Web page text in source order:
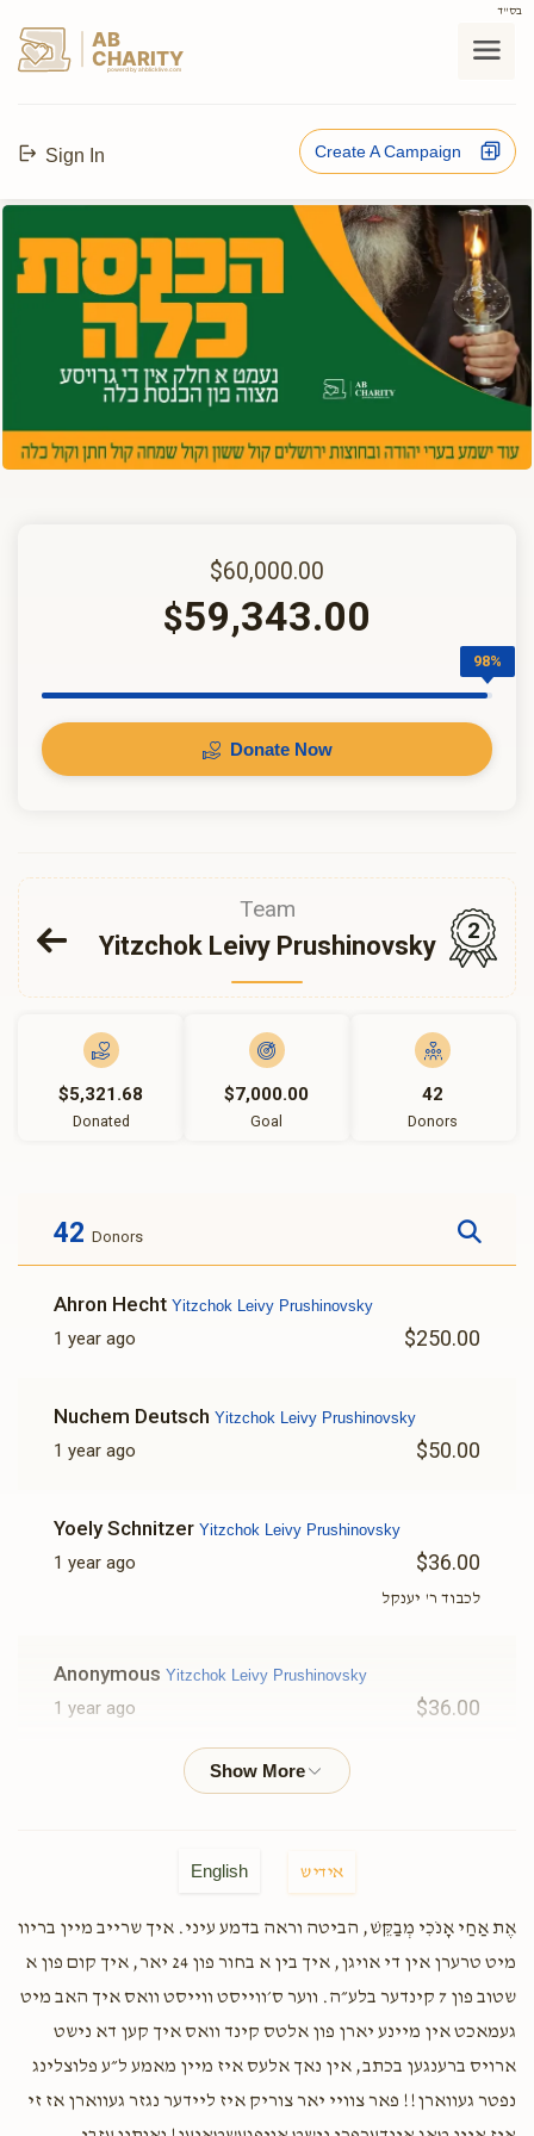
בס"ד
AB
CHARITY
powerd by ahblicklive.com
Sign In Create A Campaign
$60,000.00
$59,343.00
98%
Donate Now
Team
Yitzchok Leivy Prushinovsky
2
$5,321.68
Donated
$7,000.00
Goal
42
Donors
42 Donors
Ahron Hecht Yitzchok Leivy Prushinovsky
1 year ago $250.00
Nuchem Deutsch Yitzchok Leivy Prushinovsky
1 year ago $50.00
Yoely Schnitzer Yitzchok Leivy Prushinovsky
1 year ago $36.00
לכבוד ר' יענקל
Anonymous Yitzchok Leivy Prushinovsky
1 year ago $36.00
Yitzchok Leivy Prushinovsky
Yitzchok Leivy Prushinovsky
1 year ago $100.00
Anonymous
1 year ago $18.00
Yitzchok Leivy Prushinovsky
English אידיש
אֶת אַחַי אָנֹכִי מְבַקֵּשׁ, הביטה וראה בדמע עיני. איך שרייב מיין בריוו
מיט טרערן אין די אויגן, איך בין א בחור פון 24 יאר, איך קום פון א
שטוב פון 7 קינדער בלע״ה. ווער ס׳ווייסט ווייסט וואס איך האב מיט
געמאכט אין מיינע יארן פון אלטס קינד וואס איך קען דא נישט
ארויס ברענגען בכתב, אין נאך אלעס איז מיין מאמע ל״ע פלוצלינג
נפטר געווארן!! פאר צוויי יאר צוריק איז ליידער נגזר געווארן אז זי